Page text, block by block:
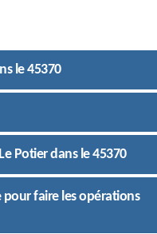
le 45370
Potier dans le 45370
pour faire les opérations